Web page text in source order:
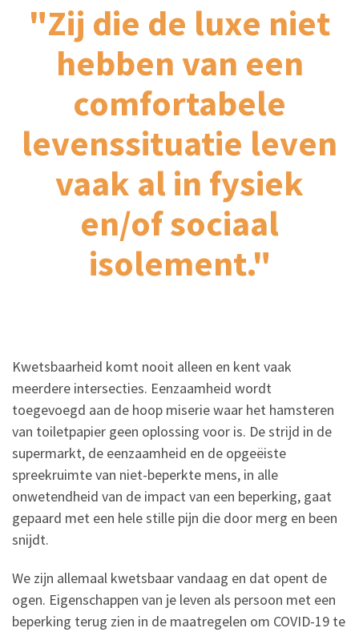
"Zij die de luxe niet
hebben van een
comfortabele
levenssituatie leven
vaak al in fysiek
en/of sociaal
isolement."
Kwetsbaarheid komt nooit alleen en kent vaak
meerdere intersecties. Eenzaamheid wordt
toegevoegd aan de hoop miserie waar het hamsteren
van toiletpapier geen oplossing voor is. De strijd in de
supermarkt, de eenzaamheid en de opgeëiste
spreekruimte van niet-beperkte mens, in alle
onwetendheid van de impact van een beperking, gaat
gepaard met een hele stille pijn die door merg en been
snijdt.
We zijn allemaal kwetsbaar vandaag en dat opent de
ogen. Eigenschappen van je leven als persoon met een
beperking terug zien in de maatregelen om COVID-19 te